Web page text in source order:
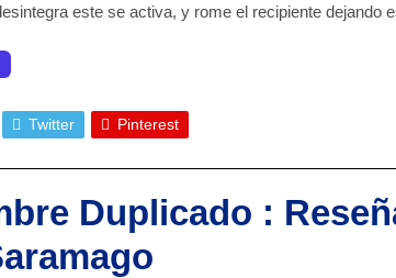
este se activa, y rome el recipiente dejando
Twitter Pinterest
Duplicado :